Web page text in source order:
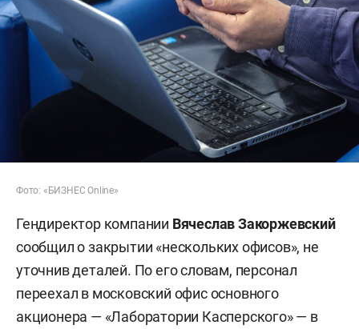
Фото: «БИЗНЕС Online»
Гендиректор компании Вячеслав Закоржевский
сообщил о закрытии «нескольких офисов», не
уточнив деталей. По его словам, персонал
переехал в московский офис основного
акционера — «Лаборатории Касперского» — в